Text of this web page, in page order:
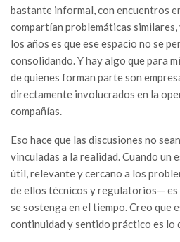
bastante informal, con encuentros
compartían problemáticas similares,
los años es que ese espacio no se
consolidando. Y hay algo que para
de quienes forman parte son
directamente involucrados en la
compañías.
Eso hace que las discusiones no
vinculadas a la realidad. Cuando un
útil, relevante y cercano a los
de ellos técnicos y regulatorios— es
se sostenga en el tiempo. Creo que
continuidad y sentido práctico es lo